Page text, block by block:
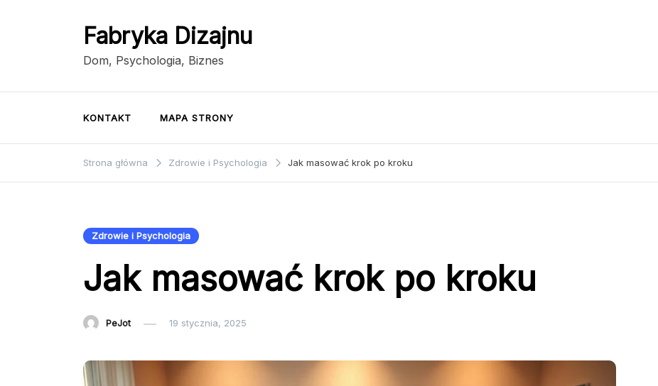
Fabryka Dizajnu
Dom, Psychologia, Biznes
KONTAKT MAPA STRONY
Strona główna Zdrowie i Psychologia Jak masować krok po kroku
Zdrowie i Psychologia
Jak masować krok po kroku
PeJot 19 stycznia, 2025